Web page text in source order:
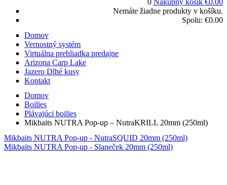
0 Nákupný košík €0.00
Nemáte žiadne produkty v košíku.
Spolu: €0.00
Domov
Vernostný systém
Virtuálna prehliadka predajne
Arizona Carp Lake
Jazero Dlhé kusy
Kontakt
Domov
Boilies
Plávajúci boilies
Mikbaits NUTRA Pop-up – NutraKRILL 20mm (250ml)
Mikbaits NUTRA Pop-up - NutraSQUID 20mm (250ml)
Mikbaits NUTRA Pop-up - Slaneček 20mm (250ml)